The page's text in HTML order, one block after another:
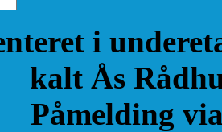
i
kalt Ås
Påmelding